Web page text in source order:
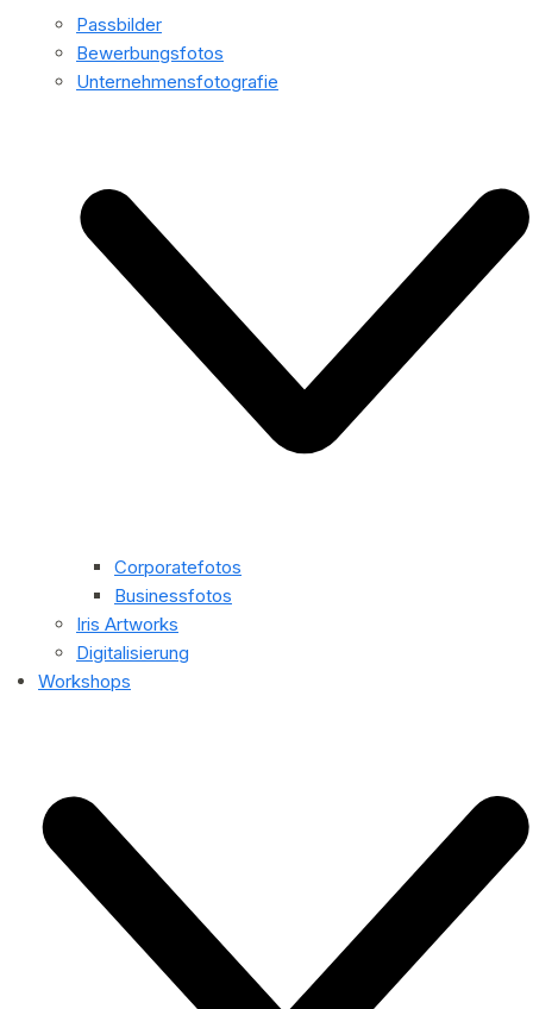
Passbilder
Bewerbungsfotos
Unternehmensfotografie
Corporatefotos
Businessfotos
Iris Artworks
Digitalisierung
Workshops